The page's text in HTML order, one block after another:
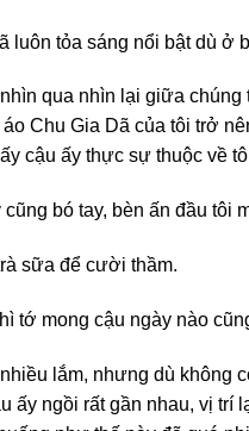
tỏa sáng nổi bật dù ở
qua nhìn lại giữa
Chu Gia Dã của tôi trở
cậu ấy thực sự thuộc về
bó tay, bèn ấn đầu tôi
sữa để cười thầm.
tớ mong cậu ngày nào
lắm, nhưng dù
ấy ngồi rất gần nhau, vị